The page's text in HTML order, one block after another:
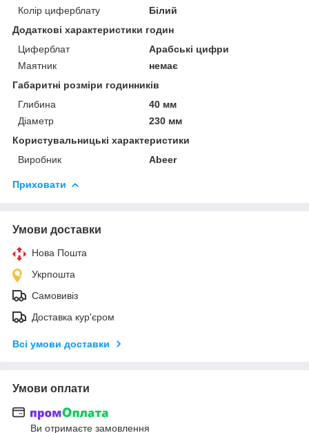
Колір циферблату
Білий
Додаткові характеристики годин
Циферблат
Арабські цифри
Маятник
немає
Габаритні розміри годинників
Глибина
40 мм
Діаметр
230 мм
Користувальницькі характеристики
Виробник
Abeer
Приховати
Умови доставки
Нова Пошта
Укрпошта
Самовивіз
Доставка кур'єром
Всі умови доставки
Умови оплати
Ви отримаєте замовлення